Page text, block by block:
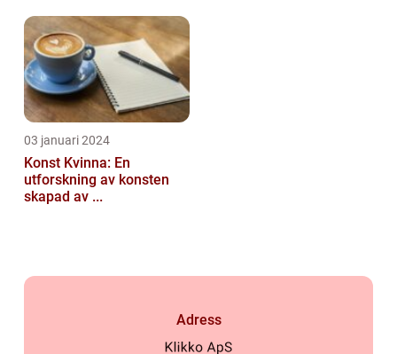
03 januari 2024
Konst Kvinna: En
utforskning av konsten
skapad av ...
Adress